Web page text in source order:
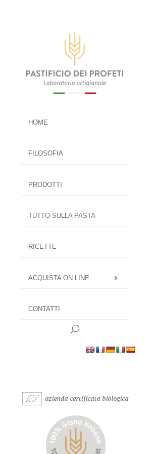
HOME
FILOSOFIA
PRODOTTI
TUTTO SULLA PASTA
RICETTE
ACQUISTA ON LINE
CONTATTI